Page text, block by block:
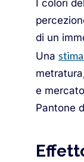
I colori
di un
Una
e
Pantone